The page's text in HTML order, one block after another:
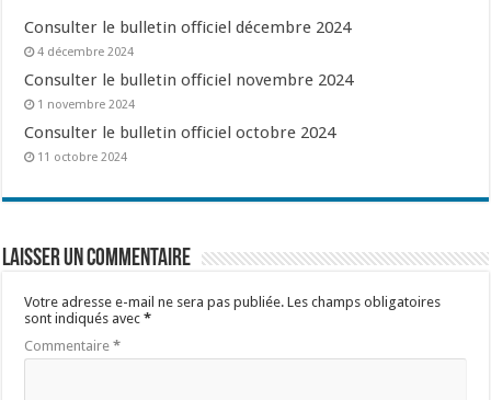
Consulter le bulletin officiel décembre 2024
4 décembre 2024
Consulter le bulletin officiel novembre 2024
1 novembre 2024
Consulter le bulletin officiel octobre 2024
11 octobre 2024
Laisser un commentaire
Votre adresse e-mail ne sera pas publiée. Les champs obligatoires
sont indiqués avec*
Commentaire*